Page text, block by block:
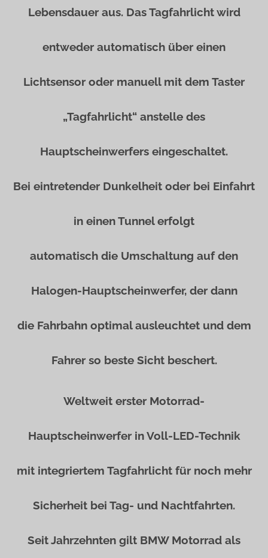
Lebensdauer aus. Das Tagfahrlicht wird
entweder automatisch über einen
Lichtsensor oder manuell mit dem Taster
„Tagfahrlicht“ anstelle des
Hauptscheinwerfers eingeschaltet.
Bei eintretender Dunkelheit oder bei Einfahrt
in einen Tunnel erfolgt
automatisch die Umschaltung auf den
Halogen-Hauptscheinwerfer, der dann
die Fahrbahn optimal ausleuchtet und dem
Fahrer so beste Sicht beschert.
Weltweit erster Motorrad-
Hauptscheinwerfer in Voll-LED-Technik
mit integriertem Tagfahrlicht für noch mehr
Sicherheit bei Tag- und Nachtfahrten.
Seit Jahrzehnten gilt BMW Motorrad als